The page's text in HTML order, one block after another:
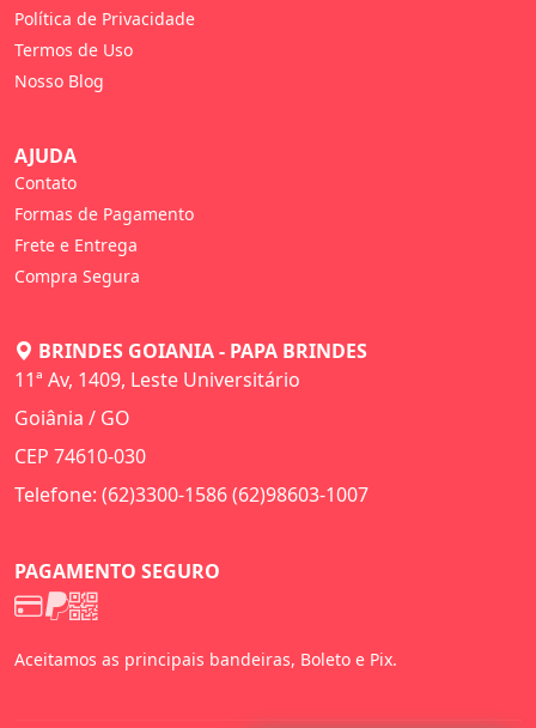
Política de Privacidade
Termos de Uso
Nosso Blog
AJUDA
Contato
Formas de Pagamento
Frete e Entrega
Compra Segura
BRINDES GOIANIA - PAPA BRINDES
11ª Av, 1409, Leste Universitário
Goiânia / GO
CEP 74610-030
Telefone: (62)3300-1586 (62)98603-1007
PAGAMENTO SEGURO
Aceitamos as principais bandeiras, Boleto e Pix.